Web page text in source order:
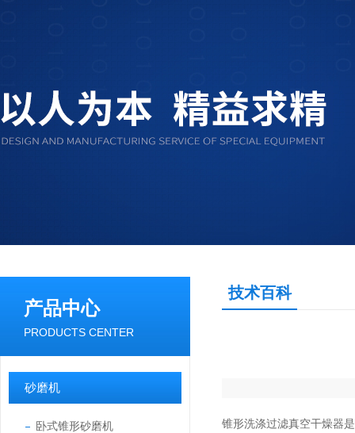
产品中心
PRODUCTS CENTER
砂磨机
卧式锥形砂磨机
技术百科
锥形洗涤过滤真空干燥器